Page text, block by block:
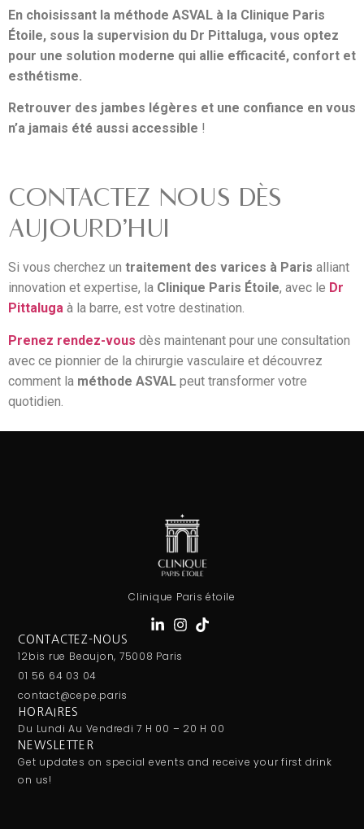
En choisissant la méthode ASVAL à la Clinique Paris
Étoile, sous la supervision du Dr Pittaluga, vous optez
pour une solution moderne qui allie efficacité, confort et
esthétisme.
Retrouver des jambes légères et une confiance en vous
n’a jamais été aussi accessible !
CONTACTEZ NOUS DÈS
AUJOURD’HUI
Si vous cherchez un traitement des varices à Paris alliant
innovation et expertise, la Clinique Paris Étoile, avec le Dr
Pittaluga à la barre, est votre destination.
Prenez rendez-vous dès maintenant pour une consultation
avec ce pionnier de la chirurgie vasculaire et découvrez
comment la méthode ASVAL peut transformer votre
quotidien.
Clinique Paris étoile
CONTACTEZ-NOUS
12bis rue Beaujon, 75008 Paris
01 56 64 03 04
contact@cepe.paris
HORAIRES
Du Lundi Au Vendredi 7 H 00 – 20 H 00
NEWSLETTER
Get updates on special events and receive your first drink
on us!